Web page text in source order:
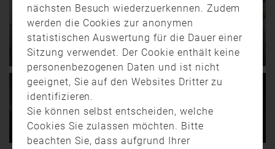
Video zeigt Einsatzstelle…
Am Montagnachmittag,
in einem Wohnhaus in
Helmbrechts.…
09.08.16:23
00:40
Brand in Dinkelsbühl:
Feuerwehrkräfte löschen
Turm am Nördlinger Tor
Dinkelsbühl ist bekannt
für seine
außergewöhnlich gut
erhaltene, …
23.06.17:25
Unwetter-Alarm: Eine 100
Tonnen-Geröll-Lawine wälzt
sich durch Bad Berneck!
130 Einsatzstellen in der
Bindlach…
06.03.17:01
Brand in Erlenbach –
Einfamilienhaus nach Feuer
unbewohnbar
Großbrand in Straubing
verursacht
Millionenschaden
nächsten Besuch wiederzuerkennen. Zudem
werden die Cookies zur anonymen
statistischen Auswertung für die Dauer einer
Sitzung verwendet. Der Cookie enthält keine
personenbezogenen Daten und ist nicht
geeignet, Sie auf den Websites Dritter zu
identifizieren.
Sie können selbst entscheiden, welche
Cookies Sie zulassen möchten. Bitte
beachten Sie, dass aufgrund Ihrer